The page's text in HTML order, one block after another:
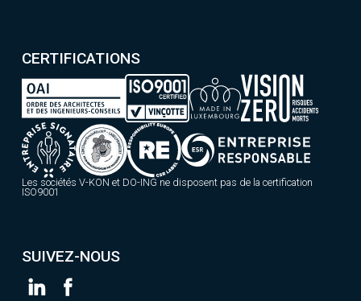
CERTIFICATIONS
Les sociétés V-KON et DO-ING ne disposent pas de la certification
ISO9001
SUIVEZ-NOUS